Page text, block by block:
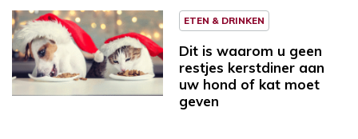
ETEN & DRINKEN
Dit is waarom u geen
restjes kerstdiner aan
uw hond of kat moet
geven